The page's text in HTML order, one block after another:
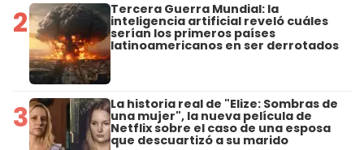
2 Tercera Guerra Mundial: la
inteligencia artificial reveló cuáles
serían los primeros países
latinoamericanos en ser derrotados
3 La historia real de "Elize: Sombras de
una mujer", la nueva película de
Netflix sobre el caso de una esposa
que descuartizó a su marido